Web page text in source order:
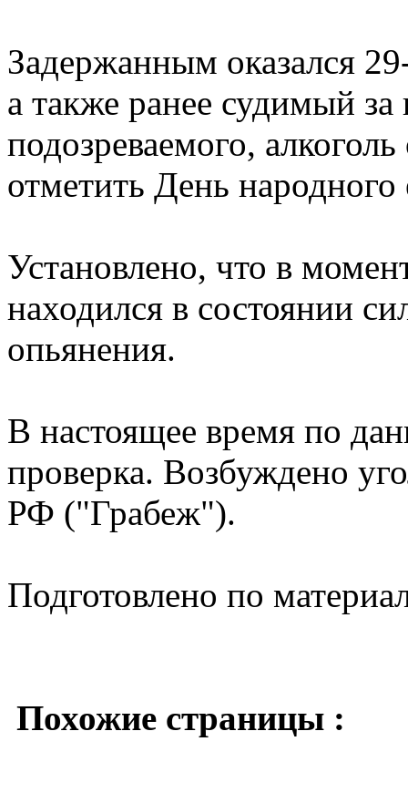
Задержанным оказался
а также ранее судимый
подозреваемого,
отметить День народного
Установлено, что в
находился в состоянии
опьянения.
В настоящее время по
проверка. Возбуждено
РФ ("Грабеж").
Подготовлено по
Похожие страницы :